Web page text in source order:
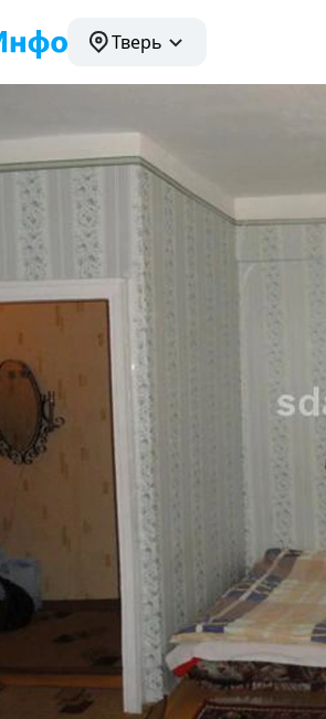
Тверь